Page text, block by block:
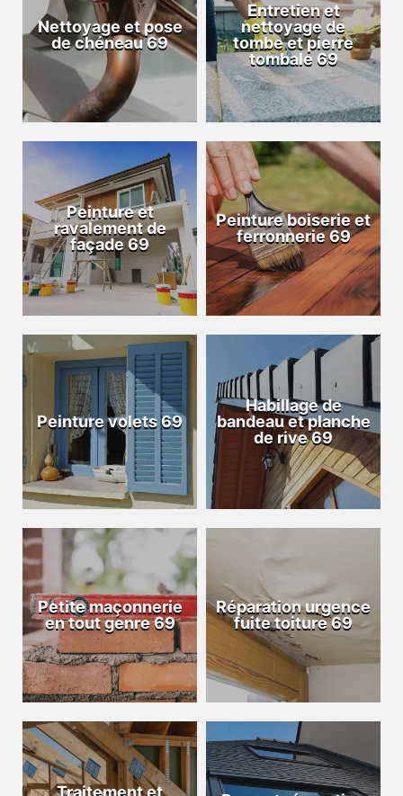
Nettoyage et pose
de chéneau 69
Entretien et
nettoyage de
tombe et pierre
tombale 69
Peinture et
ravalement de
façade 69
Peinture boiserie et
ferronnerie 69
Peinture volets 69
Habillage de
bandeau et planche
de rive 69
Petite maçonnerie
en tout genre 69
Réparation urgence
fuite toiture 69
Traitement et